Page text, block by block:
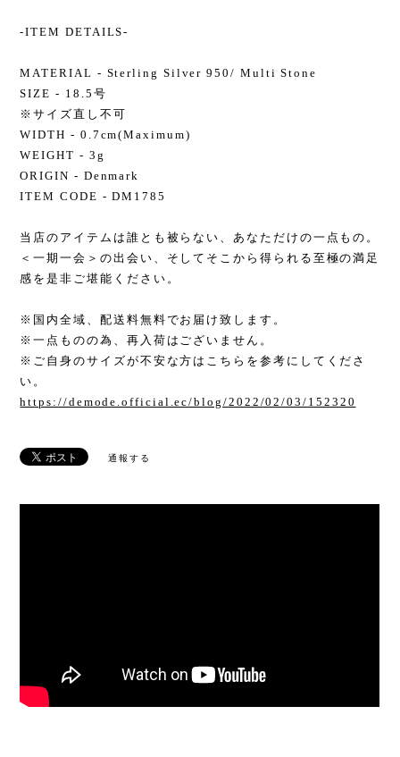
-ITEM DETAILS-
MATERIAL - Sterling Silver 950/ Multi Stone
SIZE - 18.5号
※サイズ直し不可
WIDTH - 0.7cm(Maximum)
WEIGHT - 3g
ORIGIN - Denmark
ITEM CODE - DM1785
当店のアイテムは誰とも被らない、あなただけの一点もの。
＜一期一会＞の出会い、そしてそこから得られる至極の満足
感を是非ご堪能ください。
※国内全域、配送料無料でお届け致します。
※一点ものの為、再入荷はございません。
※ご自身のサイズが不安な方はこちらを参考にしてくださ
い。
https://demode.official.ec/blog/2022/02/03/152320
通報する